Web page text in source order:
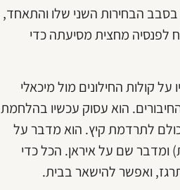
הבחירות השני שלו והתאחד,
לפנסיה מחצית מסיעתה כדי
קולות החילונים מול מיכאלי
הוא עסוק עכשיו בהלחמת
לתרדמת קיץ. הוא מדבר על
ומדבר שם על איראן. הכל כדי
ואפשר להישאר בבית.